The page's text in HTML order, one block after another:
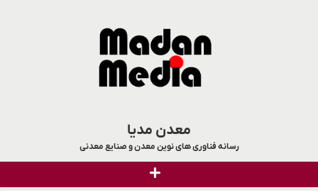
معدن مدیا
رسانه فناوری های نوین معدن و صنایع معدنی